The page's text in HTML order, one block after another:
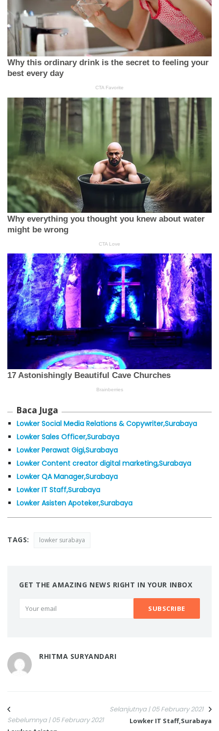
Baca Juga
Lowker Social Media Relations & Copywriter,Surabaya
Lowker Sales Officer,Surabaya
Lowker Perawat Gigi,Surabaya
Lowker Content creator digital marketing,Surabaya
Lowker QA Manager,Surabaya
Lowker IT Staff,Surabaya
Lowker Asisten Apoteker,Surabaya
TAGS: lowker surabaya
GET THE AMAZING NEWS RIGHT IN YOUR INBOX
RHITMA SURYANDARI
Sebelumnya | 05 February 2021
Selanjutnya | 05 February 2021
Lowker IT Staff,Surabaya